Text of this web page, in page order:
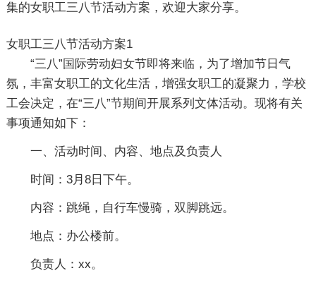
集的女职工三八节活动方案，欢迎大家分享。
女职工三八节活动方案1
“三八”国际劳动妇女节即将来临，为了增加节日气
氛，丰富女职工的文化生活，增强女职工的凝聚力，学校
工会决定，在“三八”节期间开展系列文体活动。现将有关
事项通知如下：
一、活动时间、内容、地点及负责人
时间：3月8日下午。
内容：跳绳，自行车慢骑，双脚跳远。
地点：办公楼前。
负责人：xx。